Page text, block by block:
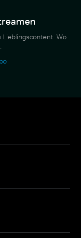
Lieblingscontent. Wo